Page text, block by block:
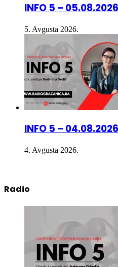
5. Avgusta 2026.
INFO 5 –
4. Avgusta 2026.